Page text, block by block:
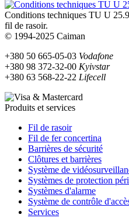
Conditions techniques TU U
fil de rasoir.
© 1994-2025 Caiman
+380 50 665-05-03 Vodafone
+380 98 372-32-00 Kyivstar
+380 63 568-22-22 Lifecell
Produits et services
Fil de rasoir
Fil de fer concertina
Barrières de sécurité
Clôtures et barrières
Système de
Systèmes de protection
Systèmes d'alarme
Système de contrôle
Services